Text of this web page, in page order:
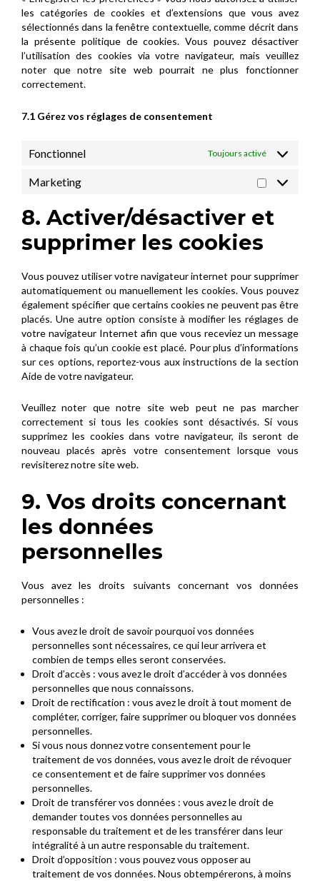
les catégories de cookies et d’extensions que vous avez
sélectionnés dans la fenêtre contextuelle, comme décrit dans
la présente politique de cookies. Vous pouvez désactiver
l’utilisation des cookies via votre navigateur, mais veuillez
noter que notre site web pourrait ne plus fonctionner
correctement.
7.1 Gérez vos réglages de consentement
Fonctionnel Toujours activé
Marketing Marketing
8. Activer/désactiver et
supprimer les cookies
Vous pouvez utiliser votre navigateur internet pour supprimer
automatiquement ou manuellement les cookies. Vous pouvez
également spécifier que certains cookies ne peuvent pas être
placés. Une autre option consiste à modifier les réglages de
votre navigateur Internet afin que vous receviez un message
à chaque fois qu’un cookie est placé. Pour plus d’informations
sur ces options, reportez-vous aux instructions de la section
Aide de votre navigateur.
Veuillez noter que notre site web peut ne pas marcher
correctement si tous les cookies sont désactivés. Si vous
supprimez les cookies dans votre navigateur, ils seront de
nouveau placés après votre consentement lorsque vous
revisiterez notre site web.
9. Vos droits concernant
les données
personnelles
Vous avez les droits suivants concernant vos données
personnelles :
Vous avez le droit de savoir pourquoi vos données
personnelles sont nécessaires, ce qui leur arrivera et
combien de temps elles seront conservées.
Droit d’accès : vous avez le droit d’accéder à vos données
personnelles que nous connaissons.
Droit de rectification : vous avez le droit à tout moment de
compléter, corriger, faire supprimer ou bloquer vos données
personnelles.
Si vous nous donnez votre consentement pour le
traitement de vos données, vous avez le droit de révoquer
ce consentement et de faire supprimer vos données
personnelles.
Droit de transférer vos données : vous avez le droit de
demander toutes vos données personnelles au
responsable du traitement et de les transférer dans leur
intégralité à un autre responsable du traitement.
Droit d’opposition : vous pouvez vous opposer au
traitement de vos données. Nous obtempérerons, à moins